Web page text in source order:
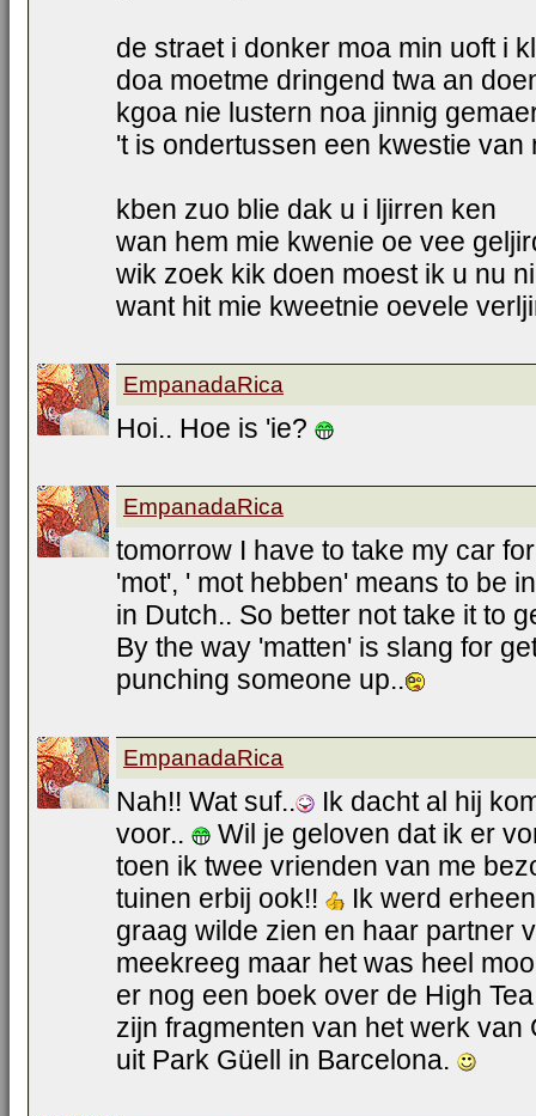
de straet i donker moa min uoft i
doa moetme dringend twa an
kgoa nie lustern noa jinnig
't is ondertussen een kwestie van
kben zuo blie dak u i ljirren ken
wan hem mie kwenie oe vee
wik zoek kik doen moest ik u nu
want hit mie kweetnie oevele
EmpanadaRica
Hoi.. Hoe is 'ie?
EmpanadaRica
tomorrow I have to take my car
'mot', ' mot hebben' means to be
in Dutch.. So better not take it to
By the way 'matten' is slang for
punching someone up..
EmpanadaRica
Nah!! Wat suf..
Ik dacht al hij
voor..
Wil je geloven dat ik er
toen ik twee vrienden van me
tuinen erbij ook!!
Ik werd
graag wilde zien en haar partner
meekreeg maar het was heel
er nog een boek over de High
zijn fragmenten van het werk van
uit Park Güell in Barcelona.